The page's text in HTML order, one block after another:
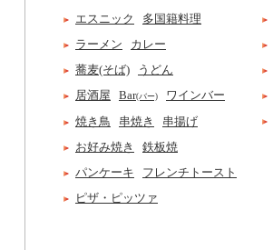
エスニック
多国籍料理
ラーメン
カレー
蕎麦(そば)
うどん
居酒屋
Bar(バー)
ワインバー
焼き鳥
串焼き
串揚げ
お好み焼き
鉄板焼
パンケーキ
フレンチトースト
ピザ・ピッツァ